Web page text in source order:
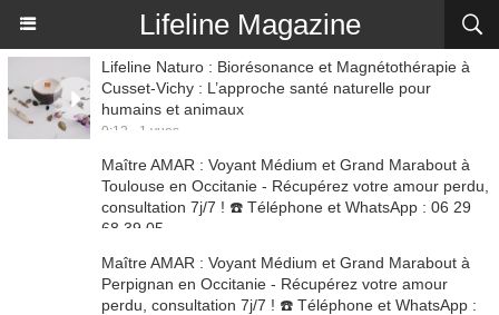
Lifeline Magazine
Lifeline Naturo : Biorésonance et Magnétothérapie à
Cusset-Vichy : L’approche santé naturelle pour
humains et animaux
0:12 - 1 vues
Maître AMAR : Voyant Médium et Grand Marabout à
Toulouse en Occitanie - Récupérez votre amour perdu,
consultation 7j/7 ! ☎️ Téléphone et WhatsApp : 06 29
68 39 05
Maître AMAR : Voyant Médium et Grand Marabout à
Perpignan en Occitanie - Récupérez votre amour
perdu, consultation 7j/7 ! ☎️ Téléphone et WhatsApp :